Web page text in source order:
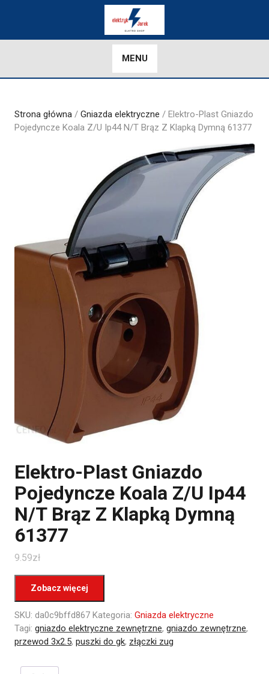
MENU
Strona główna / Gniazda elektryczne / Elektro-Plast Gniazdo
Pojedyncze Koala Z/U Ip44 N/T Brąz Z Klapką Dymną 61377
Elektro-Plast Gniazdo
Pojedyncze Koala Z/U Ip44
N/T Brąz Z Klapką Dymną
61377
9.59zł
Zobacz więcej
SKU: da0c9bffd867 Kategoria: Gniazda elektryczne
Tagi: gniazdo elektryczne zewnętrzne, gniazdo zewnętrzne,
przewod 3x2.5, puszki do gk, złączki zug